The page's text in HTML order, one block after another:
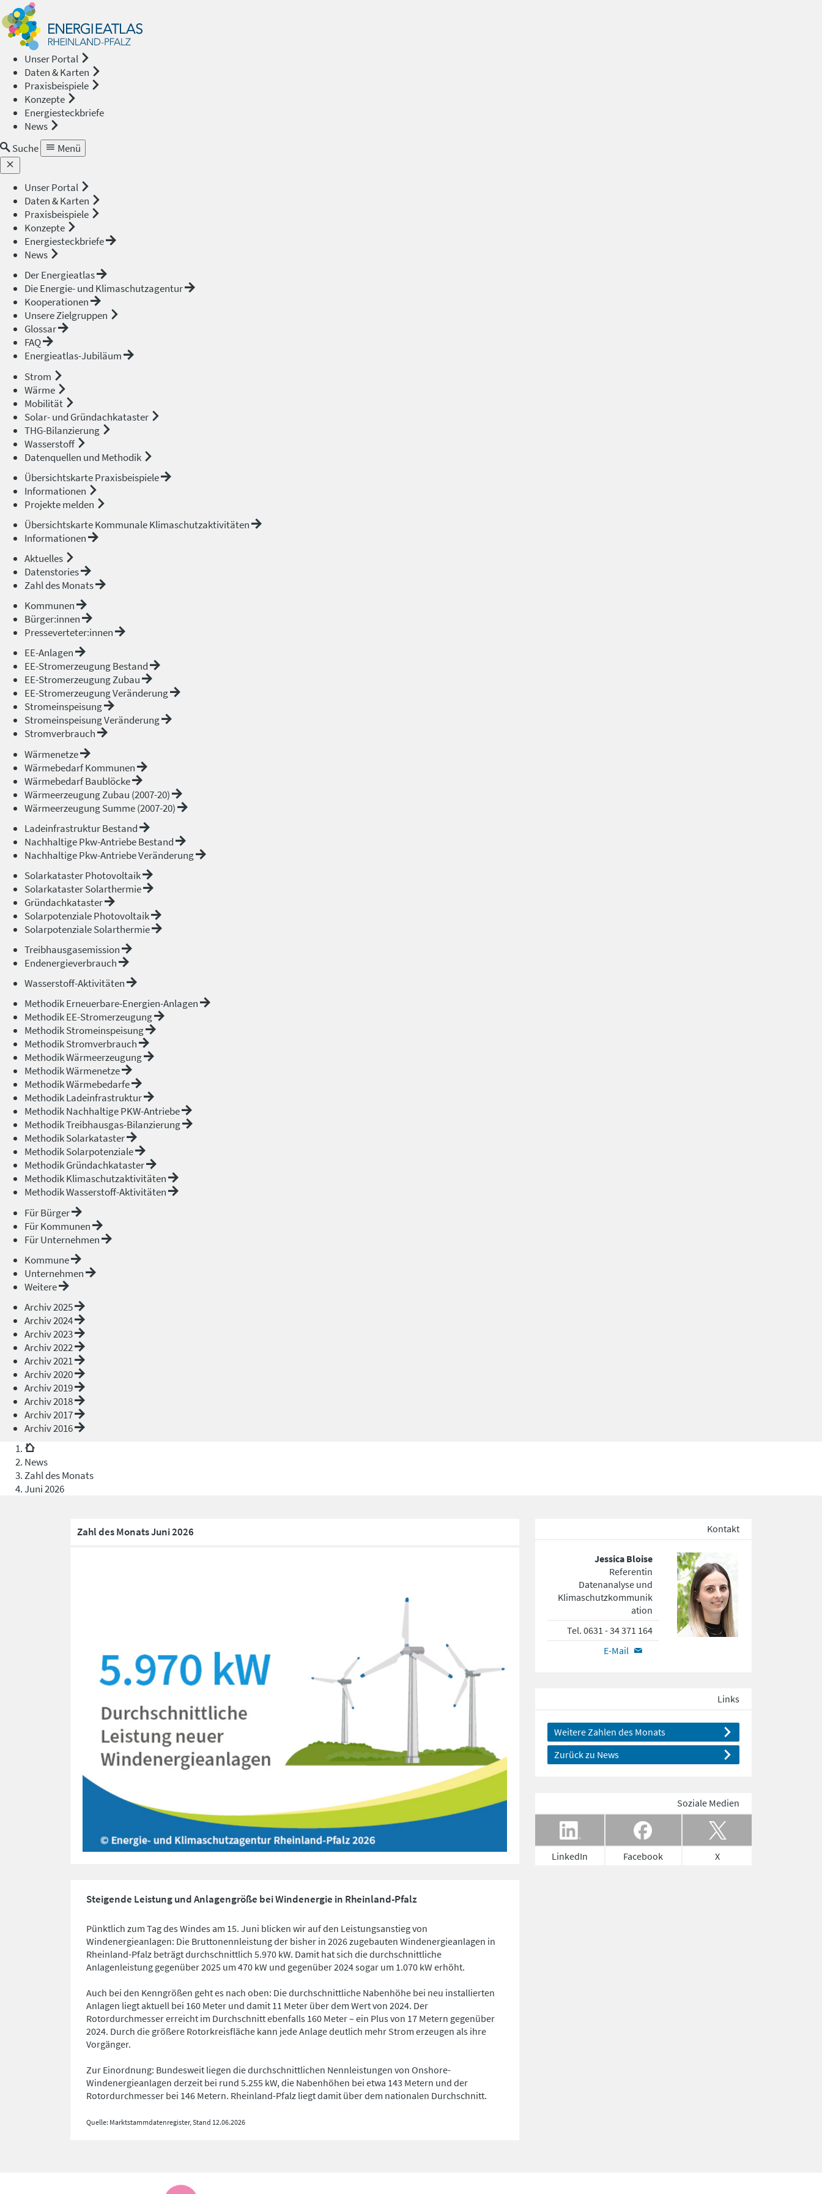
Unser Portal
Daten & Karten
Praxisbeispiele
Konzepte
Energiesteckbriefe
News
Suche
Menü
Unser Portal
Daten & Karten
Praxisbeispiele
Konzepte
Energiesteckbriefe
News
Der Energieatlas
Die Energie- und Klimaschutzagentur
Kooperationen
Unsere Zielgruppen
Glossar
FAQ
Energieatlas-Jubiläum
Strom
Wärme
Mobilität
Solar- und Gründachkataster
THG-Bilanzierung
Wasserstoff
Datenquellen und Methodik
Übersichtskarte Praxisbeispiele
Informationen
Projekte melden
Übersichtskarte Kommunale Klimaschutzaktivitäten
Informationen
Aktuelles
Datenstories
Zahl des Monats
Kommunen
Bürger:innen
Presseverteter:innen
EE-Anlagen
EE-Stromerzeugung Bestand
EE-Stromerzeugung Zubau
EE-Stromerzeugung Veränderung
Stromeinspeisung
Stromeinspeisung Veränderung
Stromverbrauch
Wärmenetze
Wärmebedarf Kommunen
Wärmebedarf Baublöcke
Wärmeerzeugung Zubau (2007-20)
Wärmeerzeugung Summe (2007-20)
Ladeinfrastruktur Bestand
Nachhaltige Pkw-Antriebe Bestand
Nachhaltige Pkw-Antriebe Veränderung
Solarkataster Photovoltaik
Solarkataster Solarthermie
Gründachkataster
Solarpotenziale Photovoltaik
Solarpotenziale Solarthermie
Treibhausgasemission
Endenergieverbrauch
Wasserstoff-Aktivitäten
Methodik Erneuerbare-Energien-Anlagen
Methodik EE-Stromerzeugung
Methodik Stromeinspeisung
Methodik Stromverbrauch
Methodik Wärmeerzeugung
Methodik Wärmenetze
Methodik Wärmebedarfe
Methodik Ladeinfrastruktur
Methodik Nachhaltige PKW-Antriebe
Methodik Treibhausgas-Bilanzierung
Methodik Solarkataster
Methodik Solarpotenziale
Methodik Gründachkataster
Methodik Klimaschutzaktivitäten
Methodik Wasserstoff-Aktivitäten
Für Bürger
Für Kommunen
Für Unternehmen
Kommune
Unternehmen
Weitere
Archiv 2025
Archiv 2024
Archiv 2023
Archiv 2022
Archiv 2021
Archiv 2020
Archiv 2019
Archiv 2018
Archiv 2017
Archiv 2016
News
Zahl des Monats
Juni 2026
Zahl des Monats Juni 2026
Steigende Leistung und Anlagengröße bei Windenergie in Rheinland-Pfalz
Pünktlich zum Tag des Windes am 15. Juni blicken wir auf den Leistungsanstieg von
Windenergieanlagen: Die Bruttonennleistung der bisher in 2026 zugebauten Windenergieanlagen in
Rheinland-Pfalz beträgt durchschnittlich 5.970 kW. Damit hat sich die durchschnittliche
Anlagenleistung gegenüber 2025 um 470 kW und gegenüber 2024 sogar um 1.070 kW erhöht.
Auch bei den Kenngrößen geht es nach oben: Die durchschnittliche Nabenhöhe bei neu installierten
Anlagen liegt aktuell bei 160 Meter und damit 11 Meter über dem Wert von 2024. Der
Rotordurchmesser erreicht im Durchschnitt ebenfalls 160 Meter – ein Plus von 17 Metern gegenüber
2024. Durch die größere Rotorkreisfläche kann jede Anlage deutlich mehr Strom erzeugen als ihre
Vorgänger.
Zur Einordnung: Bundesweit liegen die durchschnittlichen Nennleistungen von Onshore-
Windenergieanlagen derzeit bei rund 5.255 kW, die Nabenhöhen bei etwa 143 Metern und der
Rotordurchmesser bei 146 Metern. Rheinland-Pfalz liegt damit über dem nationalen Durchschnitt.
Quelle: Marktstammdatenregister, Stand 12.06.2026
Kontakt
Jessica Bloise
Referentin
Datenanalyse und
Klimaschutzkommunik
ation
Tel. 0631 - 34 371 164
E-Mail
Links
Weitere Zahlen des Monats
Zurück zu News
Soziale Medien
LinkedIn Facebook X